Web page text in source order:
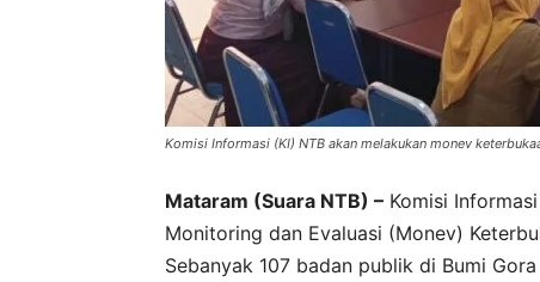
Komisi Informasi (KI) NTB akan melakukan monev
Mataram (Suara NTB) – Komisi
Monitoring dan Evaluasi (Monev)
Sebanyak 107 badan publik di Bumi